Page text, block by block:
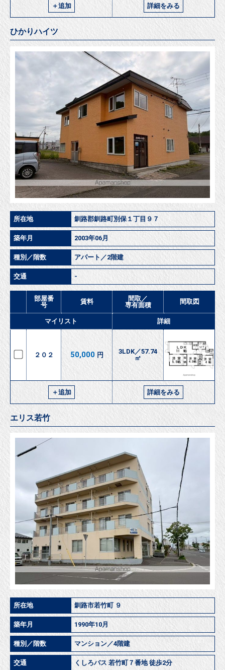
＋追加 詳細をみる
ひかりハイツ
所在地 釧路郡釧路町別保１丁目９７
築年月 2003年06月
種別／階数 アパート／2階建
交通 -
部屋番
号
賃料
間取／
専有面積
間取図
マイリスト 詳細
２０２ 50,000 円
3LDK／57.74
㎡
＋追加 詳細をみる
エリス若竹
所在地 釧路市若竹町 ９
築年月 1990年10月
種別／階数 マンション／4階建
交通 くしろバス 若竹町７番地 徒歩2分